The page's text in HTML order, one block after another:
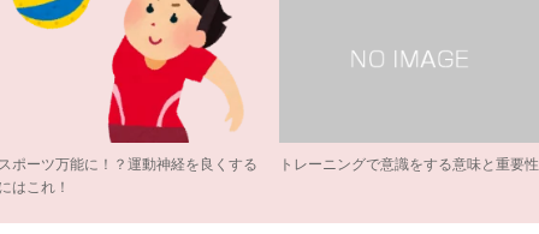
ポーツ万能に！？運動神経を良くする
はこれ！
トレーニングで意識をする意味と重要性